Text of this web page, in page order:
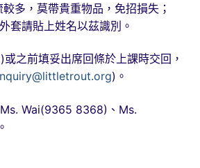
多，莫帶貴重物品，免招損失；
套請貼上姓名以茲識別。
之前填妥出席回條於上課時交回，
)。
Wai(9365 8368)、Ms.